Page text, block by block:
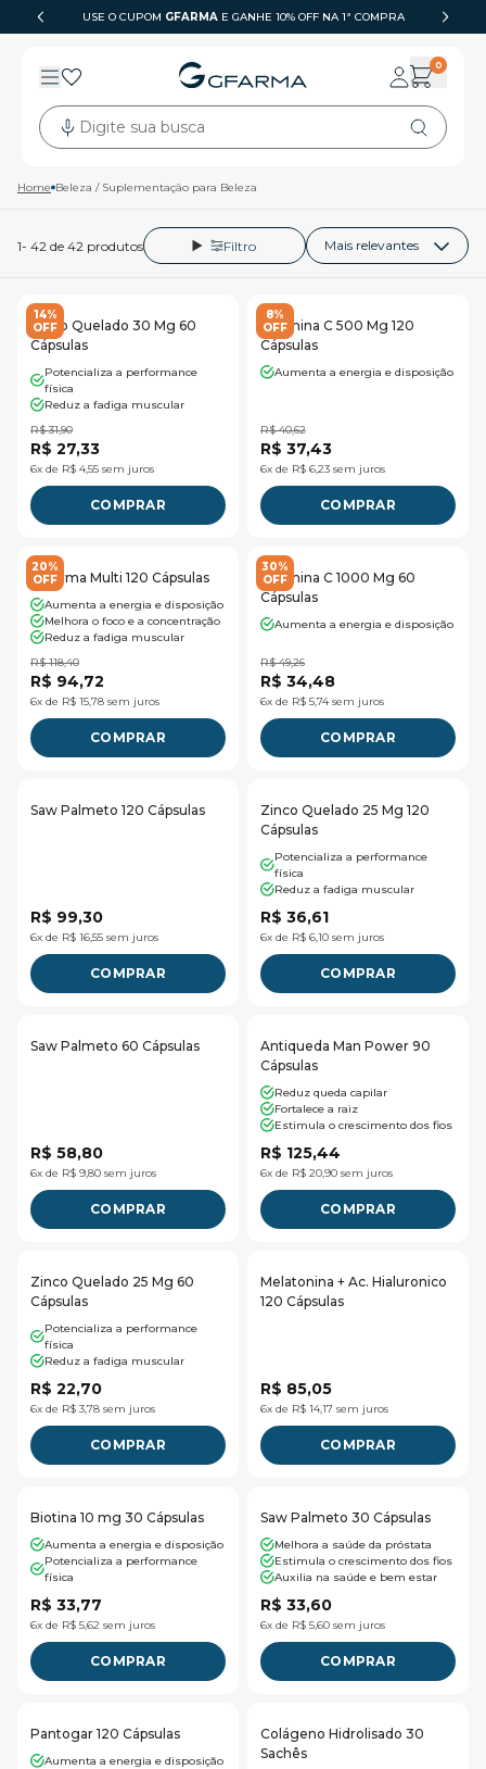
USE O CUPOM GFARMA E GANHE 10% OFF NA 1ª COMPRA
6X SEM JUROS
0
Digite sua busca
Home Beleza / Suplementação para Beleza
1- 42 de 42 produtos Filtro
14%
OFF
Zinco Quelado 30 Mg 60
Cápsulas
Potencializa a performance
física
Reduz a fadiga muscular
R$ 31,90
R$ 27,33
6x de R$ 4,55 sem juros
COMPRAR
8%
OFF
Vitamina C 500 Mg 120
Cápsulas
Aumenta a energia e disposição
R$ 40,62
R$ 37,43
6x de R$ 6,23 sem juros
COMPRAR
20%
OFF
G Farma Multi 120 Cápsulas
Aumenta a energia e disposição
Melhora o foco e a concentração
Reduz a fadiga muscular
R$ 118,40
R$ 94,72
6x de R$ 15,78 sem juros
COMPRAR
30%
OFF
Vitamina C 1000 Mg 60
Cápsulas
Aumenta a energia e disposição
R$ 49,26
R$ 34,48
6x de R$ 5,74 sem juros
COMPRAR
Saw Palmeto 120 Cápsulas
R$ 99,30
6x de R$ 16,55 sem juros
COMPRAR
Zinco Quelado 25 Mg 120
Cápsulas
Potencializa a performance
física
Reduz a fadiga muscular
R$ 36,61
6x de R$ 6,10 sem juros
COMPRAR
Saw Palmeto 60 Cápsulas
R$ 58,80
6x de R$ 9,80 sem juros
COMPRAR
Antiqueda Man Power 90
Cápsulas
Reduz queda capilar
Fortalece a raiz
Estimula o crescimento dos fios
R$ 125,44
6x de R$ 20,90 sem juros
COMPRAR
Zinco Quelado 25 Mg 60
Cápsulas
Potencializa a performance
física
Reduz a fadiga muscular
R$ 22,70
6x de R$ 3,78 sem juros
COMPRAR
Melatonina + Ac. Hialuronico
120 Cápsulas
R$ 85,05
6x de R$ 14,17 sem juros
COMPRAR
Biotina 10 mg 30 Cápsulas
Aumenta a energia e disposição
Potencializa a performance
física
R$ 33,77
6x de R$ 5,62 sem juros
COMPRAR
Saw Palmeto 30 Cápsulas
Melhora a saúde da próstata
Estimula o crescimento dos fios
Auxilia na saúde e bem estar
R$ 33,60
6x de R$ 5,60 sem juros
COMPRAR
Pantogar 120 Cápsulas
Aumenta a energia e disposição
Colágeno Hidrolisado 30
Sachês